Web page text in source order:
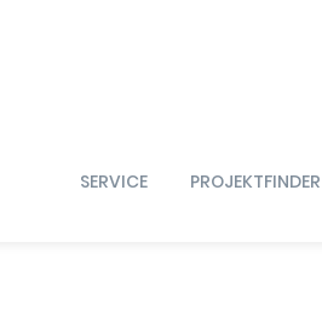
SERVICE PROJEKTFINDER